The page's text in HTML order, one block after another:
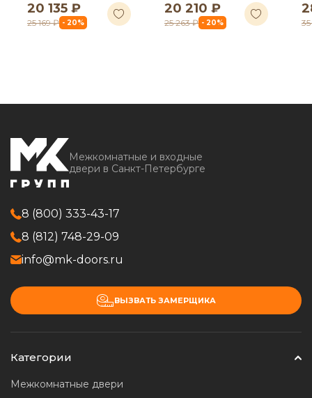
20 135 ₽
25 169 ₽ - 20%
20 210 ₽
25 263 ₽ - 20%
Межкомнатные и входные
двери в Санкт-Петербурге
8 (800) 333-43-17
8 (812) 748-29-09
info@mk-doors.ru
ВЫЗВАТЬ ЗАМЕРЩИКА
Категории
Межкомнатные двери